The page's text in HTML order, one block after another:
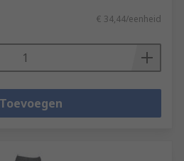
€ 34,44/eenheid